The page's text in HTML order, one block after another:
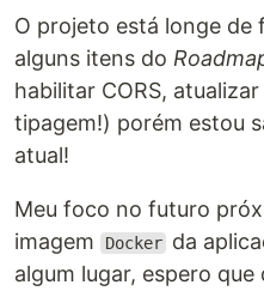
O projeto está longe de
alguns itens do
habilitar CORS,
tipagem!) porém estou
atual!
Meu foco no futuro
imagem
Docker da
algum lugar, espero que